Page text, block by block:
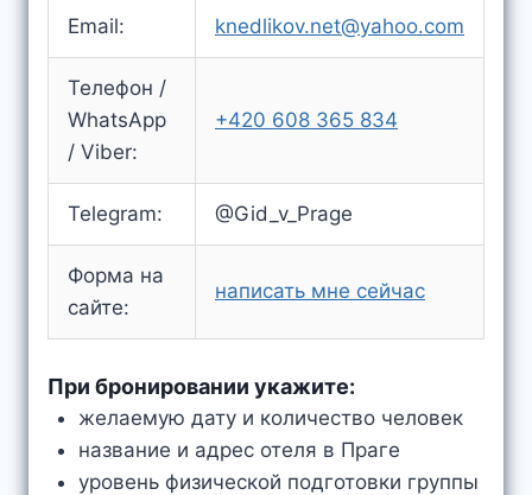
Email: knedlikov.net@yahoo.com
Телефон /
WhatsApp
/ Viber:
+420 608 365 834
Telegram: @Gid_v_Prage
Форма на
сайте:
написать мне сейчас
При бронировании укажите:
желаемую дату и количество человек
название и адрес отеля в Праге
уровень физической подготовки группы